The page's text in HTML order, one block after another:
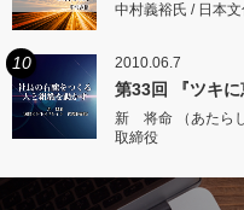
中村義裕氏 / 日本
10 2010.06.7
第33回 『ツキに
新 将命 （あたら
取締役